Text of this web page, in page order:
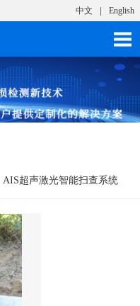
中文 English
AIS超声激光智能扫查系统